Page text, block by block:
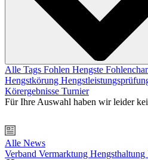
Alle Tags Fohlen Hengste
Hengstkörung
Körergebnisse Turnier
Für Ihre Auswahl haben wir leider
Alle News
Verband Vermarktung Hengsthaltung